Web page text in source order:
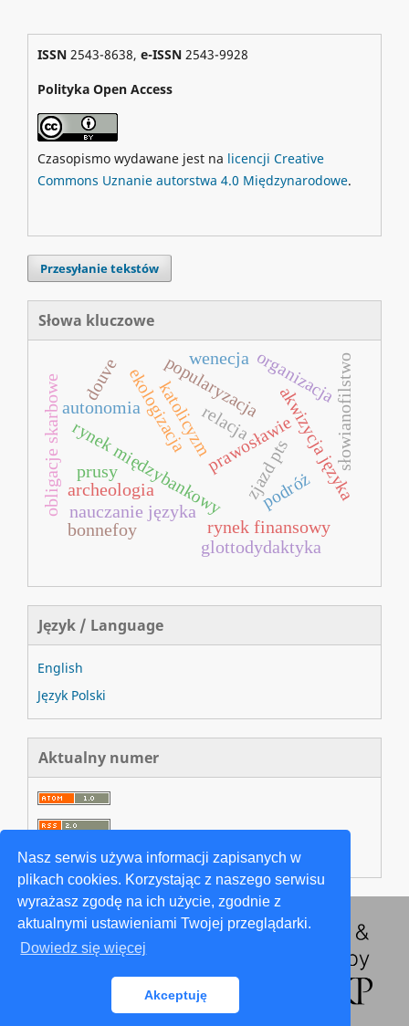
Nasz serwis używa informacji zapisanych w
plikach cookies. Korzystając z naszego serwisu
wyrażasz zgodę na ich użycie, zgodnie z
aktualnymi ustawieniami Twojej przeglądarki.
Dowiedz się więcej
Akceptuję
ISSN2543-8638, e-ISSN 2543-9928
Polityka Open Access
Czasopismo wydawane jest na licencji Creative
Commons Uznanie autorstwa 4.0 Międzynarodowe.
Przesyłanie tekstów
Słowa kluczowe
rynek międzybankowyprawosławieakwizycja języka
nauczanie języka
ekologizacja
rynek finansowy
obligacje skarbowe słowianofilstwo
katolicyzm
archeologia
popularyzacja
zjazd pts
organizacja
glottodydaktyka
autonomia
bonnefoy
podróż
wenecja
relacja
douve
prusy
Język / Language
English
Język Polski
Aktualny numer